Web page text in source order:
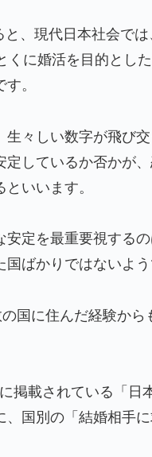
ってしまったディズ
テレビ番組が最新
禁止。結婚四十年これ
エンバペ、今季無冠で
しむ妄想？
開きたくない」
祥事！W杯予選でレフ
、現代日本社会で
に婚活を目的とし
。
々しい数字が飛び
しているか否かが
いいます。
安定を最重要視する
ばかりではないよう
国に住んだ経験から
掲載されている「日
国別の「結婚相手